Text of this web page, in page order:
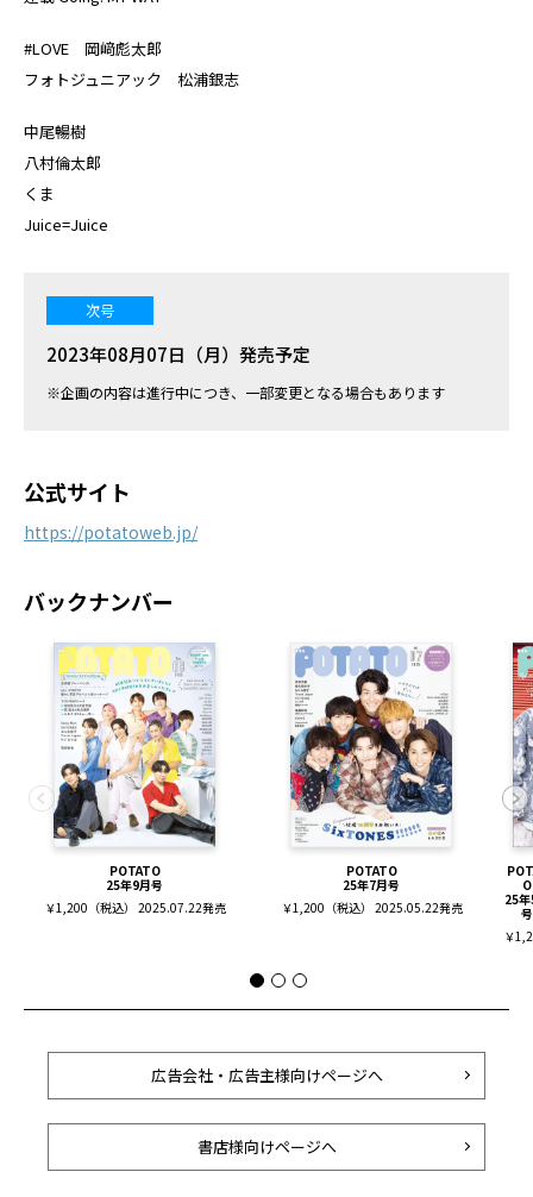
#LOVE 岡﨑彪太郎
フォトジュニアック 松浦銀志
中尾暢樹
八村倫太郎
くま
Juice=Juice
次号
2023年08月07日（月）発売予定
※企画の内容は進行中につき、一部変更となる場合もあります
公式サイト
https://potatoweb.jp/
バックナンバー
POTATO
25年9月号
￥1,200（税込） 2025.07.22発売
POTATO
25年7月号
￥1,200（税込） 2025.05.22発売
O
25
号
￥
広告会社・広告主様向けページへ
書店様向けページへ